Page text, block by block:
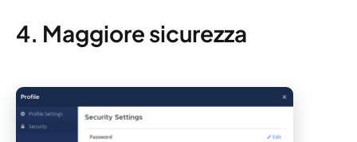
4. Maggiore sicurezza